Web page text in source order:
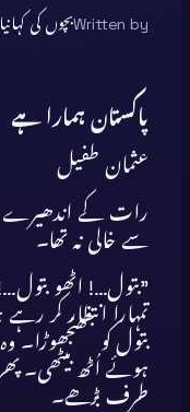
Written byبچوں کی
پاکستان ہمارا ہے
عثمان طفیل
رات کے اندھیرے
سے خالی نہ تھا۔
”بتول…! اٹھو
تمہارا انتظار کر
بتول کو جھنجھوڑا۔
ہوئے اُٹھ بیٹھی۔
طرف بڑھے۔